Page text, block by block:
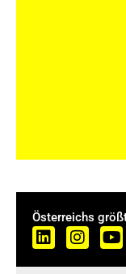
Österreichs